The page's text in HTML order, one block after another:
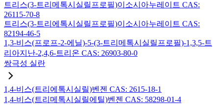
트리스(3-트리메톡시실릴프로필)이소시아누레이트 CAS:
26115-70-8
트리스(3-트리에톡시실릴프로필)이소시아누레이트 CAS:
82194-46-5
1,3-비스(프로프-2-에닐)-5-(3-트리메톡시실릴프로필)-1,3,5-트
리아지난-2,4,6-트리온 CAS: 26903-80-0
쌍극성 실란
1,4-비스(트리에톡시실릴)벤젠 CAS: 2615-18-1
1,4-비스(트리메톡시실릴에틸)벤젠 CAS: 58298-01-4